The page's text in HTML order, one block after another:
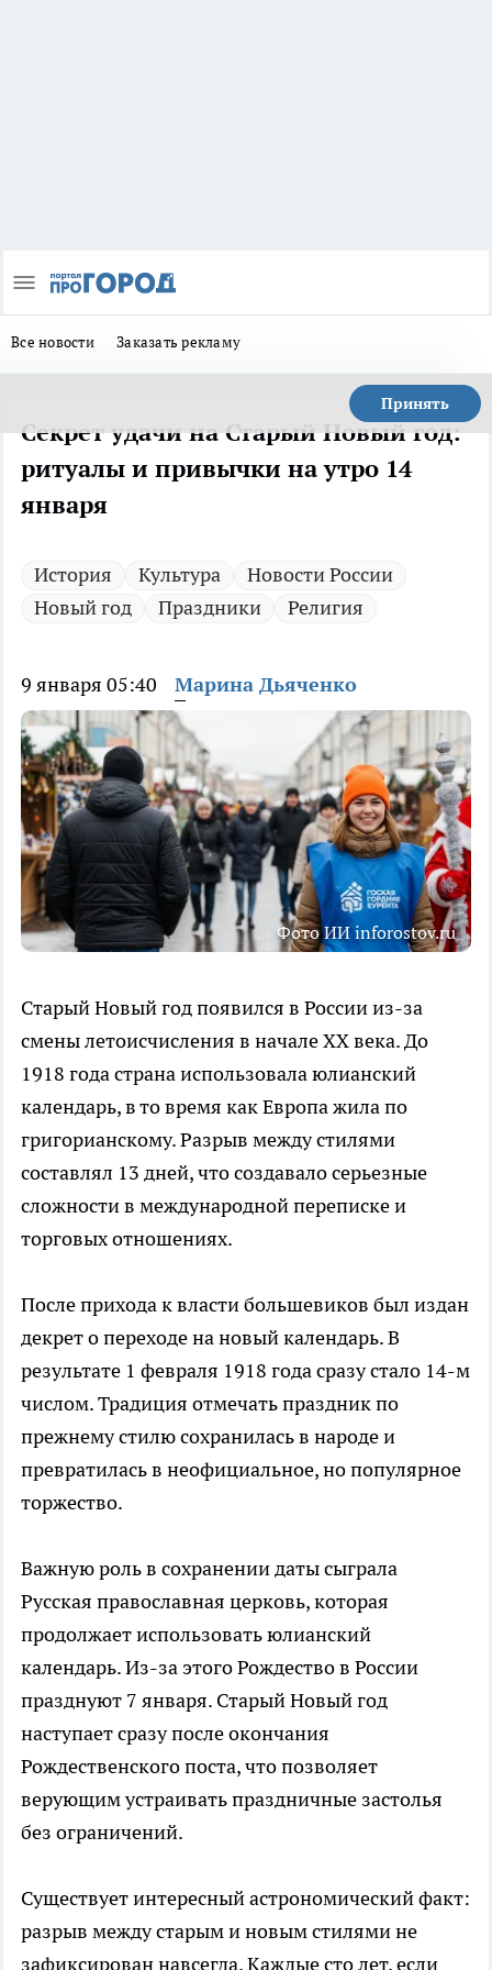
Все новости Заказать рекламу
Принять
Секрет удачи на Старый Новый год:
ритуалы и привычки на утро 14
января
История Культура
Новости России
Новый год
Праздники Религия
9 января 05:40 Марина Дьяченко
Фото ИИ inforostov.ru
Старый Новый год появился в России из-за
смены летоисчисления в начале XX века. До
1918 года страна использовала юлианский
календарь, в то время как Европа жила по
григорианскому. Разрыв между стилями
составлял 13 дней, что создавало серьезные
сложности в международной переписке и
торговых отношениях.
После прихода к власти большевиков был издан
декрет о переходе на новый календарь. В
результате 1 февраля 1918 года сразу стало 14-м
числом. Традиция отмечать праздник по
прежнему стилю сохранилась в народе и
превратилась в неофициальное, но популярное
торжество.
Важную роль в сохранении даты сыграла
Русская православная церковь, которая
продолжает использовать юлианский
календарь. Из-за этого Рождество в России
празднуют 7 января. Старый Новый год
наступает сразу после окончания
Рождественского поста, что позволяет
верующим устраивать праздничные застолья
без ограничений.
Существует интересный астрономический факт:
разрыв между старым и новым стилями не
зафиксирован навсегда. Каждые сто лет, если